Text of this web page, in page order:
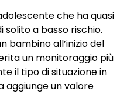
che ha quasi
a basso rischio.
bambino all’inizio del
un monitoraggio più
il tipo di situazione in
aggiunge un valore